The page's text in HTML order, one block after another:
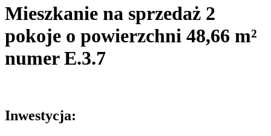
Mieszkanie na sprzedaż 2
pokoje o powierzchni 48,66 m²
numer E.3.7
Inwestycja: